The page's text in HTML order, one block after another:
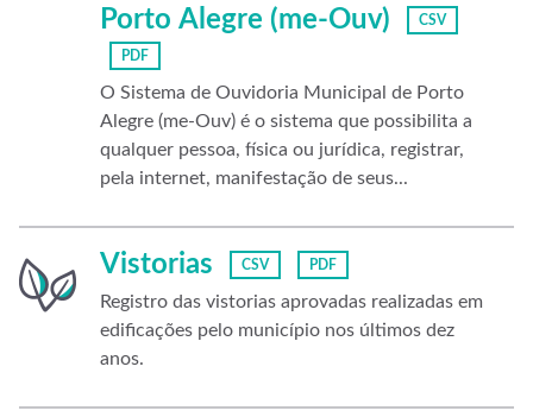
Porto Alegre (me-Ouv)
CSV
PDF
O Sistema de Ouvidoria Municipal de Porto
Alegre (me-Ouv) é o sistema que possibilita a
qualquer pessoa, física ou jurídica, registrar,
pela internet, manifestação de seus...
Vistorias CSV PDF
Registro das vistorias aprovadas realizadas em
edificações pelo município nos últimos dez
anos.